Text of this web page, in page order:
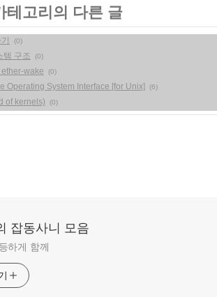
테고리의 다른 글
(0)
템 구조 (0)
wake (0)
Operating System Interface [for Unix] (6)
of kernels) (0)
잡동사니 모음
하게 함께